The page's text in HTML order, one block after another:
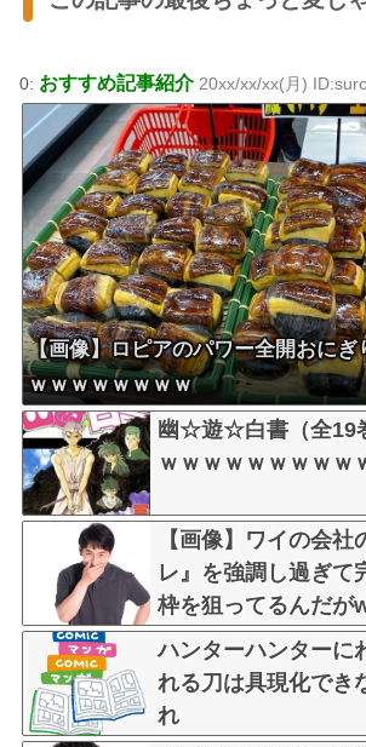
0: おすすめ記事紹介20xx/xx/xx(月)
【画像】ロピアのパワー全開おにぎ
ｗｗｗｗｗｗｗｗ
幽☆遊☆白書（全19
ｗｗｗｗｗｗｗｗｗ
【画像】ワイの会社
レ』を強調し過ぎて
枠を狙ってるんだ
w w w w w
ハンターハンターに
れる刀は具現化でき
れ